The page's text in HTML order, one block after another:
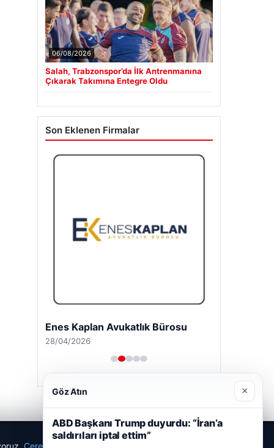
06/08/2026
Salah, Trabzonspor’da İlk Antrenmanına
Çıkarak Takımına Entegre Oldu
Son Eklenen Firmalar
Enes Kaplan Avukatlık Bürosu
28/04/2026
Çerez Politikamız
Göz Atın ×
ABD Başkanı Trump duyurdu: “İran’a
saldırıları iptal ettim”